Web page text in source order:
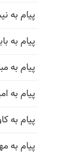
پیام به
پیام به بابک ۹۸
پیام به
پیام به
پیام به کاوه
پیام به